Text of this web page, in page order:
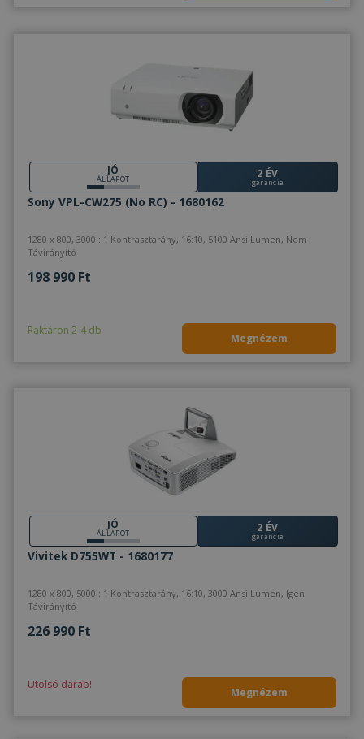
JÓ
ÁLLAPOT 2 ÉV
garancia
Sony VPL-CW275 (No RC) - 1680162
1280 x 800, 3000 : 1 Kontrasztarány, 16:10, 5100 Ansi Lumen, Nem
Távirányító
198 990 Ft
Raktáron 2-4 db
Megnézem
JÓ
ÁLLAPOT 2 ÉV
garancia
Vivitek D755WT - 1680177
1280 x 800, 5000 : 1 Kontrasztarány, 16:10, 3000 Ansi Lumen, Igen
Távirányító
226 990 Ft
Utolsó darab!
Megnézem